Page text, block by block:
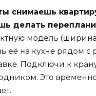
снимаешь
делать
модель
её на кухне рядом с
Подключи к
Это